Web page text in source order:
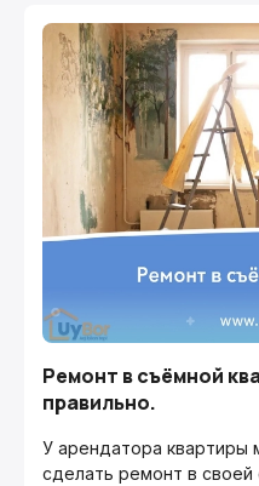
Ремонт в съёмной
правильно.
У арендатора квартиры
сделать ремонт в